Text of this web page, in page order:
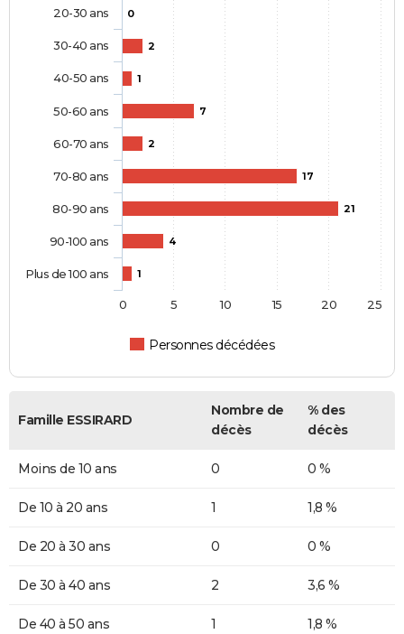
0
2
1
7
2
17
21
4
1
Personnes décédées
20-30 ans
30-40 ans
40-50 ans
50-60 ans
60-70 ans
70-80 ans
80-90 ans
90-100 ans
Plus de 100 ans
0 5 10 15 20 25
Famille ESSIRARD
Nombre de
décès
% des
décès
Moins de 10 ans 0 0 %
De 10 à 20 ans 1 1,8 %
De 20 à 30 ans 0 0 %
De 30 à 40 ans 2 3,6 %
De 40 à 50 ans 1 1,8 %